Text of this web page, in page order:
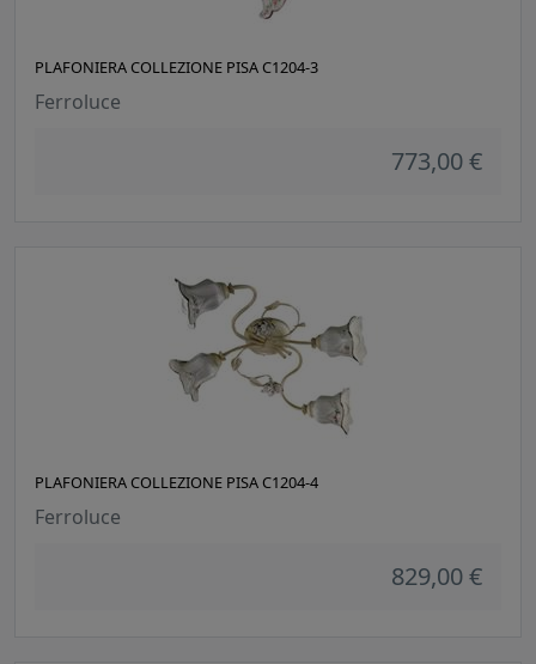
PLAFONIERA COLLEZIONE PISA C1204-3
Ferroluce
773,00 €
PLAFONIERA COLLEZIONE PISA C1204-4
Ferroluce
829,00 €